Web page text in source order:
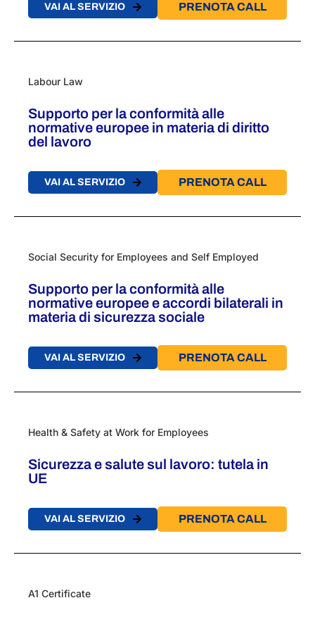
VAI AL SERVIZIO PRENOTA CALL
Labour Law
Supporto per la conformità alle
normative europee in materia di diritto
del lavoro
VAI AL SERVIZIO PRENOTA CALL
Social Security for Employees and Self Employed
Supporto per la conformità alle
normative europee e accordi bilaterali in
materia di sicurezza sociale​
VAI AL SERVIZIO PRENOTA CALL
Health & Safety at Work for Employees
Sicurezza e salute sul lavoro: tutela in
UE
VAI AL SERVIZIO PRENOTA CALL
A1 Certificate